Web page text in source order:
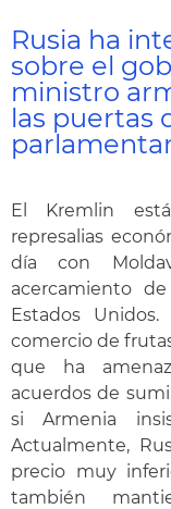
Rusia ha
sobre el
ministro
las puertas
El Kremlin
represalias
día con
acercamiento
Estados
comercio de
que ha
acuerdos de
si Armenia
Actualmente,
precio muy
también